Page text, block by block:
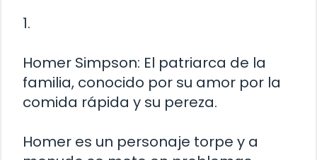
1.
Homer Simpson: El patriarca de la
familia, conocido por su amor por la
comida rápida y su pereza.
Homer es un personaje torpe y a